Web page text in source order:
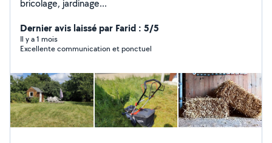
bricolage, jardinage...
Dernier avis laissé par Farid : 5/5
Il y a 1 mois
Excellente communication et ponctuel